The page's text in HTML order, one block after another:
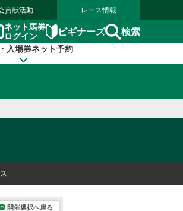
貢献活動 レース情報
ネット馬券
ログイン
ビギナーズ 検索
入場券ネット予約
開催選択へ戻る